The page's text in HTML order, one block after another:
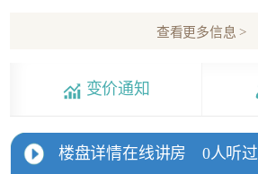
查看更多信息 >
变价通知
楼盘详情在线讲房 0人听过